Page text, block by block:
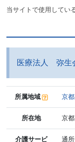
当サイトで使用してい
医療法人 弥生
所属地域 京
所在地 京
介護サービ
通